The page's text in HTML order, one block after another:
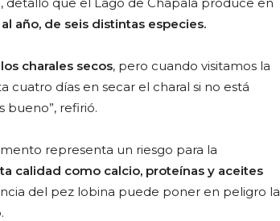
año, de seis distintas especies.
charales secos, pero cuando visitamos la
cuatro días en secar el charal si no está
bueno”, refirió.
representa un riesgo para la
calidad como calcio, proteínas y aceites
del pez lobina puede poner en peligro la